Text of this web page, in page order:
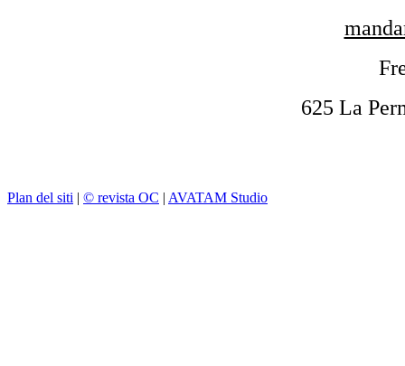
625 La
Plan del siti | © revista OC | AVATAM Studio